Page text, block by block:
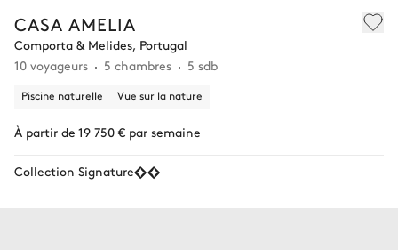
CASA AMELIA
Comporta & Melides, Portugal
10 voyageurs
5 chambres 5 sdb
Piscine naturelle Vue sur la nature
À partir de 19 750 € par semaine
Collection Signature